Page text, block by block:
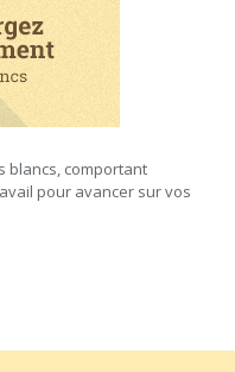
blancs, comportant
pour avancer sur vos